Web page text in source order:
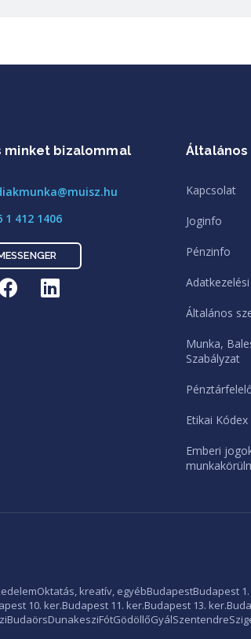
minket bizalommal
1 412 1406
Kapcsolat
Joginfo
Pénzinfo
Általános
Munka,
Szabályzat
Etikai Kódex
Emberi
Oktatás, kreatív, egyébBudapestBudapest
10. ker.Budapest 11. ker.Budapest 13. ker.
BudaörsDunakesziFótGödöllőGyálSzentendre